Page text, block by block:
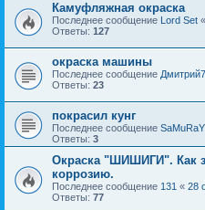
Камуфляжная окраска
Последнее сообщение Lord Set «
Ответы: 127
окраска машины
Последнее сообщение
Ответы: 23
покрасил кунг
Последнее сообщение SaMuRaY
Ответы: 3
Окраска "ШИШИГИ". Как
коррозию.
Последнее сообщение 131 « 28
Ответы: 77